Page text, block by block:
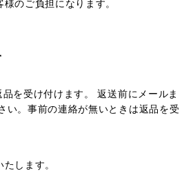
のご負担になります。
を受け付けます。 返送前にメールま
い。事前の連絡が無いときは返品を受
します。